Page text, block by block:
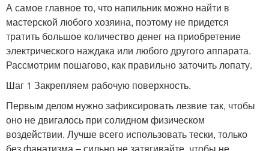
А самое главное то, что напильник можно найти в
мастерской любого хозяина, поэтому не придется
тратить большое количество денег на приобретение
электрического наждака или любого другого аппарата.
Рассмотрим пошагово, как правильно заточить лопату.
Шаг 1 Закрепляем рабочую поверхность.
Первым делом нужно зафиксировать лезвие так, чтобы
оно не двигалось при солидном физическом
воздействии. Лучше всего использовать тески, только